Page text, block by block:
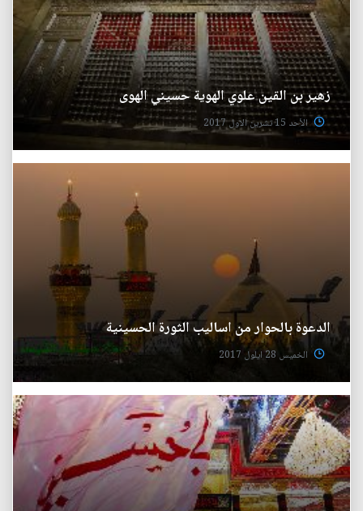
زهير بن القين علوي الهوية حسيني الهوى
الأحد 15 تشرين الاول 2017
الدعوة بالحوار من اساليب الثورة الحسينية
الخميس 28 ايلول 2017